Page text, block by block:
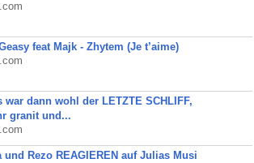
feat Majk - Zhytem (Je t’aime)
war dann wohl der LETZTE SCHLIFF,
granit und...
und Rezo REAGIEREN auf Julias Musi